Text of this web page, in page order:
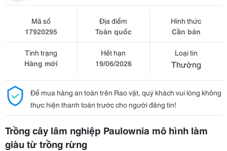
Mã số
17920295
Địa điểm
Toàn quốc
Hình thức
Cần bán
Tình trạng
Hàng mới
Hết hạn
19/06/2026
Loại tin
Thường
Để mua hàng an toàn trên Rao vặt, quý khách vui lòng không
thực hiện thanh toán trước cho người đăng tin!
Trồng cây lâm nghiệp Paulownia mô hình làm
giàu từ trồng rừng